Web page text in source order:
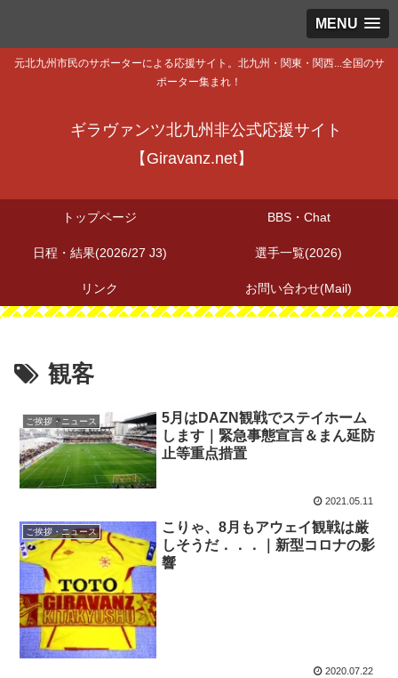
MENU
元北九州市民のサポーターによる応援サイト。北九州・関東・関西...全国のサ
ポーター集まれ！
ギラヴァンツ北九州非公式応援サイト
【Giravanz.net】
トップページ BBS・Chat
日程・結果(2026/27 J3) 選手一覧(2026)
リンク お問い合わせ(Mail)
観客
ご挨拶・ニュース
5月はDAZN観戦でステイホーム
します｜緊急事態宣言＆まん延防
止等重点措置
2021.05.11
ご挨拶・ニュース
こりゃ、8月もアウェイ観戦は厳
しそうだ．．．｜新型コロナの影
響
2020.07.22